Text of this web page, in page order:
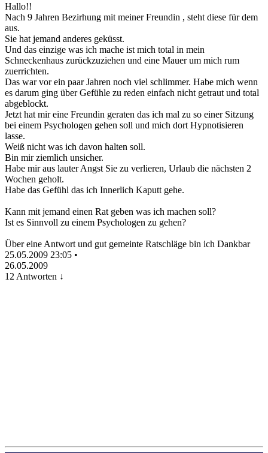
Hallo!!
Nach 9 Jahren Bezirhung mit meiner Freundin , steht diese für dem
aus.
Sie hat jemand anderes geküsst.
Und das einzige was ich mache ist mich total in mein
Schneckenhaus zurückzuziehen und eine Mauer um mich rum
zuerrichten.
Das war vor ein paar Jahren noch viel schlimmer. Habe mich wenn
es darum ging über Gefühle zu reden einfach nicht getraut und total
abgeblockt.
Jetzt hat mir eine Freundin geraten das ich mal zu so einer Sitzung
bei einem Psychologen gehen soll und mich dort Hypnotisieren
lasse.
Weiß nicht was ich davon halten soll.
Bin mir ziemlich unsicher.
Habe mir aus lauter Angst Sie zu verlieren, Urlaub die nächsten 2
Wochen geholt.
Habe das Gefühl das ich Innerlich Kaputt gehe.
Kann mit jemand einen Rat geben was ich machen soll?
Ist es Sinnvoll zu einem Psychologen zu gehen?
Über eine Antwort und gut gemeinte Ratschläge bin ich Dankbar
25.05.2009 23:05 •
26.05.2009
12 Antworten ↓